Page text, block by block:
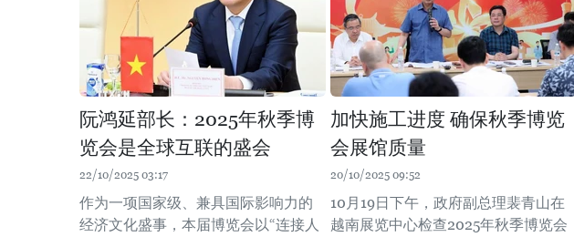
阮鸿延部长：2025年秋季博
览会是全球互联的盛会
22/10/2025 03:17
作为一项国家级、兼具国际影响力的
经济文化盛事，本届博览会以“连接人
加快施工进度 确保秋季博览
会展馆质量
20/10/2025 09:52
10月19日下午，政府副总理裴青山在
越南展览中心检查2025年秋季博览会